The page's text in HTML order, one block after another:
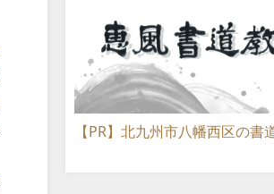
【PR】北九州市八幡西区の書